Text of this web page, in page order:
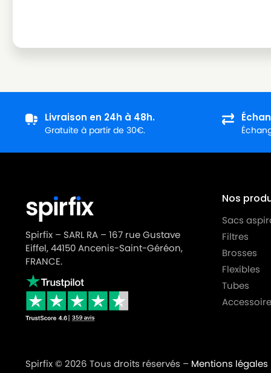
Livraison en 24h à 48h.
Gratuite à partir de 30€.
Spirfix – SARL RA – 167 rue Gustave
Eiffel, 44150 Ancenis-Saint-Géréon,
FRANCE.
Nos
Sacs
Filtres
Brosses
Flexibles
Tubes
Spirfix © 2026 Tous droits réservés – Mentions légales